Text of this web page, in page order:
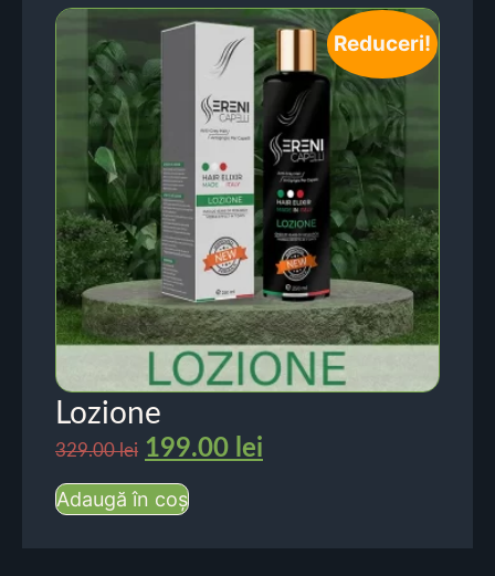
Reduceri!
Lozione
329.00lei 199.00 lei
Adaugă în coș